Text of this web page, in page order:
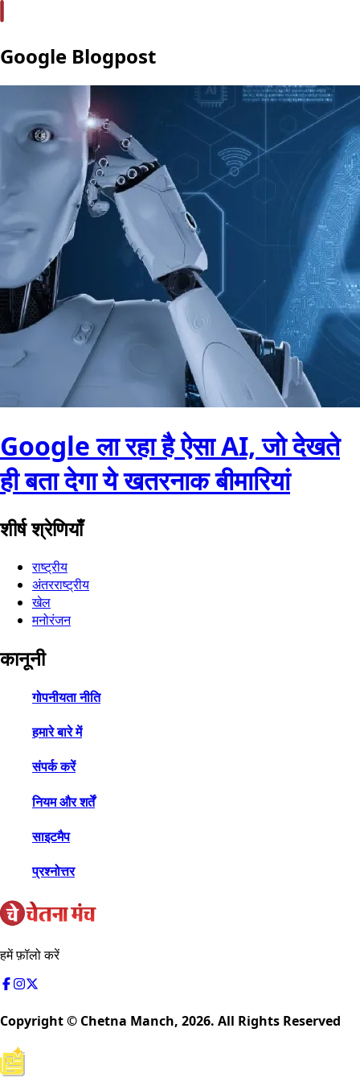
Google Blogpost
Google ला रहा है ऐसा AI, जो देखते
ही बता देगा ये खतरनाक बीमारियां
शीर्ष श्रेणियाँ
राष्ट्रीय
अंतरराष्ट्रीय
खेल
मनोरंजन
कानूनी
गोपनीयता नीति
हमारे बारे में
संपर्क करें
नियम और शर्तें
साइटमैप
प्रश्नोत्तर
हमें फ़ॉलो करें
Copyright © Chetna Manch, 2026. All Rights Reserved